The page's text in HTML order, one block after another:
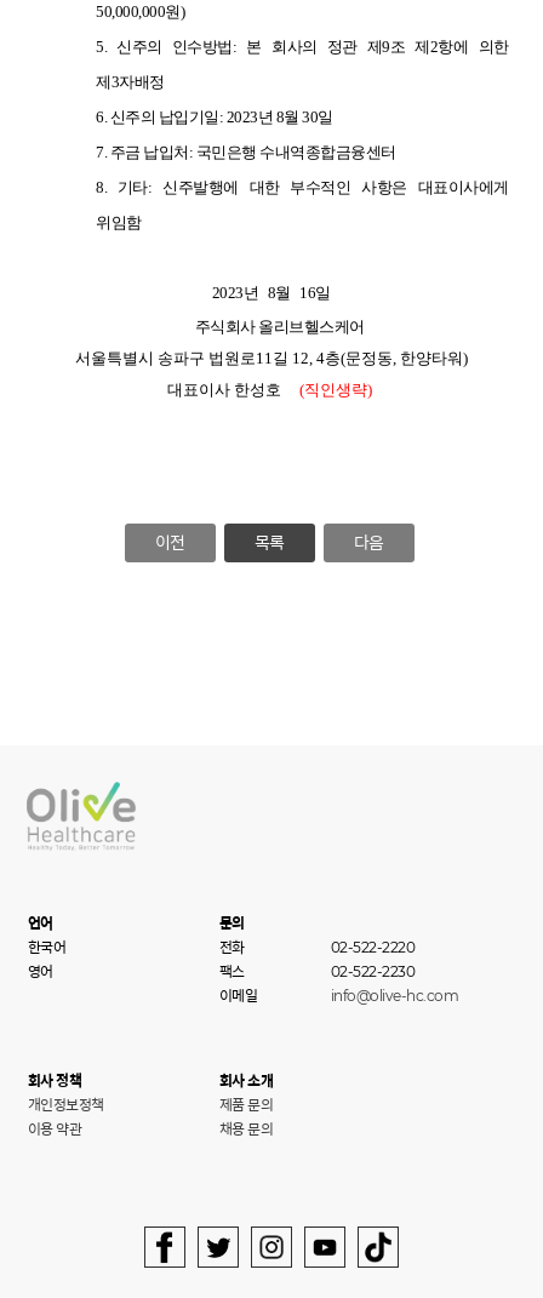
50,000,000원)
5. 신주의 인수방법: 본 회사의 정관 제9조 제2항에 의한
제3자배정
6. 신주의 납입기일: 2023년 8월 30일
7. 주금 납입처: 국민은행 수내역종합금융센터
8. 기타: 신주발행에 대한 부수적인 사항은 대표이사에게
위임함
2023년 8월 16일
주식회사 올리브헬스케어
서울특별시 송파구 법원로11길 12, 4층(문정동, 한양타워)
대표이사 한성호 (직인생략)
이전 목록 다음
언어
문의
한국어
전화
02-522-2220
영어
팩스
02-522-2230
이메일
info@olive-hc.com
회사 정책
회사 소개
개인정보정책
제품 문의
이용 약관
채용 문의